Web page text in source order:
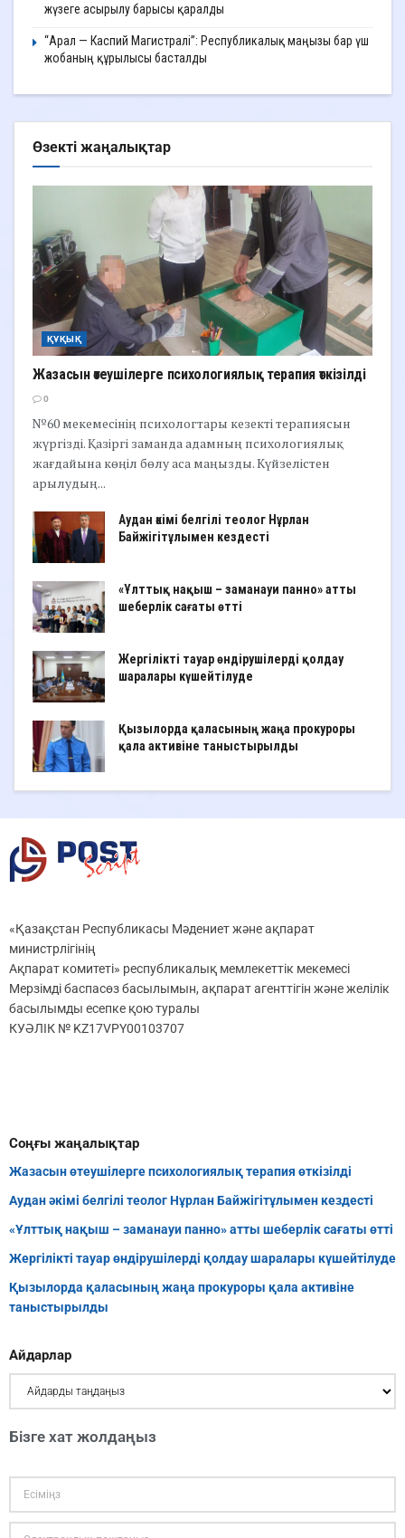
жүзеге асырылу барысы қаралды
“Арал — Каспий Магистралі”: Республикалық маңызы бар үш
жобаның құрылысы басталды
Өзекті жаңалықтар
ҚҰҚЫҚ
Жазасын өтеушілерге психологиялық терапия өткізілді
0
№60 мекемесінің психологтары кезекті терапиясын
жүргізді. Қазіргі заманда адамның психологиялық
жағдайына көңіл бөлу аса маңызды. Күйзелістен
арылудың...
Аудан әкімі белгілі теолог Нұрлан
Байжігітұлымен кездесті
«Ұлттық нақыш – заманауи панно» атты
шеберлік сағаты өтті
Жергілікті тауар өндірушілерді қолдау
шаралары күшейтілуде
Қызылорда қаласының жаңа прокуроры
қала активіне таныстырылды
«Қазақстан Республикасы Мәдениет және ақпарат
министрлігінің
Ақпарат комитеті» республикалық мемлекеттік мекемесі
Мерзімді баспасөз басылымын, ақпарат агенттігін және желілік
басылымды есепке қою туралы
КУӘЛІК № KZ17VPY00103707
Соңғы жаңалықтар
Жазасын өтеушілерге психологиялық терапия өткізілді
Аудан әкімі белгілі теолог Нұрлан Байжігітұлымен кездесті
«Ұлттық нақыш – заманауи панно» атты шеберлік сағаты өтті
Жергілікті тауар өндірушілерді қолдау шаралары күшейтілуде
Қызылорда қаласының жаңа прокуроры қала активіне
таныстырылды
Айдарлар
Бізге хат жолдаңыз